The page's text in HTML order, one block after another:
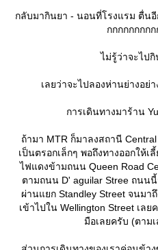
กลับมากินยา - นอนที่โรงแรม ตื่น
กกกกกกกก
ไม่รู้ว่าจะไป
เลยว่าจะไปลองห่านย่างอย่า
การเดินทางมาร้าน
ถ้ามา MTR ก็มาลงสถานี
เป็นตรอกเล็กๆ พอถึงทางออกให้เ
ไฟแดงข้ามถนน Queen Road
ตามถนน D' aguilar Stree ถนน
ผ่านแยก Standley Street จนมา
เข้าไปใน Wellington Street เ
มือเลยครับ (ตาม